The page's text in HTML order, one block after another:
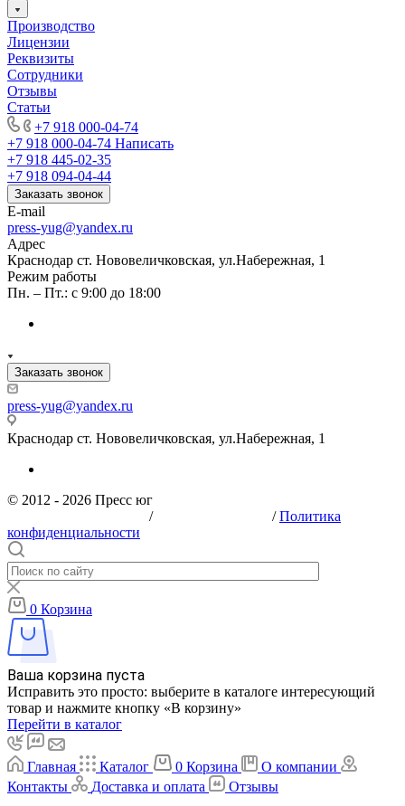
Производство
Лицензии
Реквизиты
Сотрудники
Отзывы
Статьи
+7 918 000-04-74
+7 918 000-04-74 Написать
+7 918 445-02-35
+7 918 094-04-44
Заказать звонок
E-mail
press-yug@yandex.ru
Адрес
Краснодар ст. Нововеличковская, ул.Набережная, 1
Режим работы
Пн. – Пт.: с 9:00 до 18:00
Заказать звонок
press-yug@yandex.ru
Краснодар ст. Нововеличковская, ул.Набережная, 1
© 2012 - 2026 Пресс юг
/ /Политика
конфиденциальности
0 Корзина
Ваша корзина пуста
Исправить это просто: выберите в каталоге интересующий
товар и нажмите кнопку «В корзину»
Перейти в каталог
Главная Каталог 0 Корзина
О компании
Контакты
Доставка и оплата Отзывы